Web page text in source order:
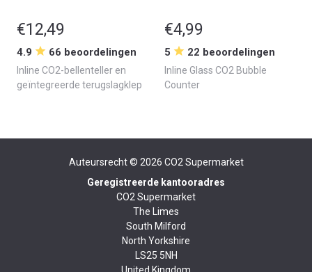
€12,49
4.9 66 beoordelingen
Inline CO2-bellenteller en
geïntegreerde terugslagklep
€4,99
5 22 beoordelingen
Inline Glass CO2 Bubble
Counter
Auteursrecht © 2026 CO2 Supermarket
Geregistreerde kantooradres
CO2 Supermarket
The Limes
South Milford
North Yorkshire
LS25 5NH